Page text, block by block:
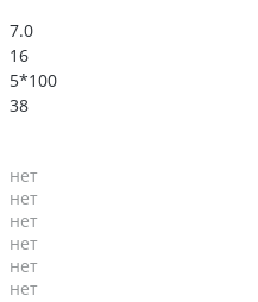
7.0
16
5*100
38
нет
нет
нет
нет
нет
нет